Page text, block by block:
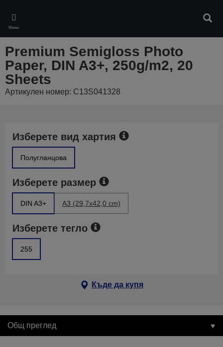
main
content
Меню
Premium Semigloss Photo
Paper, DIN A3+, 250g/m2, 20
Sheets
Артикулен номер: C13S041328
Изберете вид хартия
Полугланцова
Изберете размер
DIN A3+ A3 (29,7x42,0 cm)
Изберете тегло
255
Къде да купя
Общ преглед